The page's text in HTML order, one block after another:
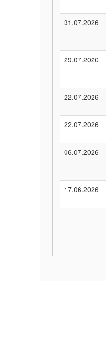
31.07.2026
29.07.2026
22.07.2026
22.07.2026
06.07.2026
17.06.2026